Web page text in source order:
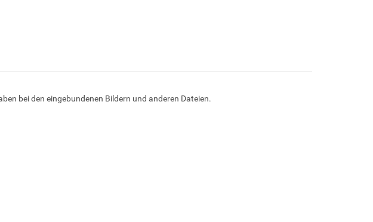
bei den eingebundenen Bildern und anderen Dateien.